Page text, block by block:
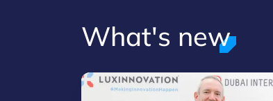
What's new